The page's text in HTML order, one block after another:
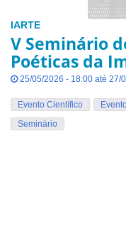
IARTE
V Seminário
Poéticas da
25/05/2026 - 18:00 até 27/
Evento Científico
Seminário